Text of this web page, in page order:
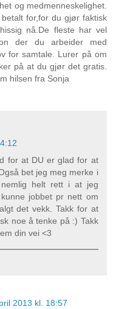
og medmenneskelighet.
for,for du gjør faktisk
nå.De fleste har vel
der du arbeider med
for samtale. Lurer på om
på at du gjør det gratis.
hilsen fra Sonja
for at DU er glad for at
bet jeg meg merke i
helt rett i at jeg
jobbet pr nett om
det vekk. Takk for at
noe å tenke på :) Takk
din vei <3
2013 kl. 18:57